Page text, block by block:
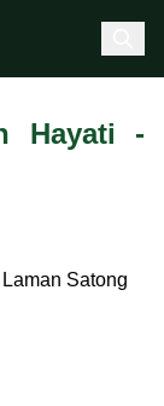
Hayati -